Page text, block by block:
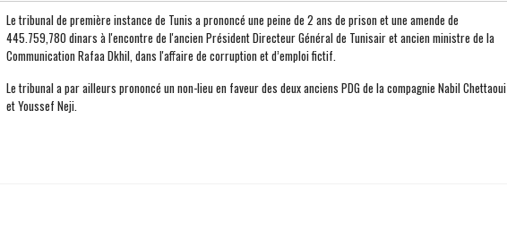
Le tribunal de première instance de Tunis a prononcé une peine de 2 ans de prison et une amende de
445.759,780 dinars à l'encontre de l'ancien Président Directeur Général de Tunisair et ancien ministre de la
Communication Rafaa Dkhil, dans l'affaire de corruption et d’emploi fictif.
Le tribunal a par ailleurs prononcé un non-lieu en faveur des deux anciens PDG de la compagnie Nabil Chettaoui
et Youssef Neji.